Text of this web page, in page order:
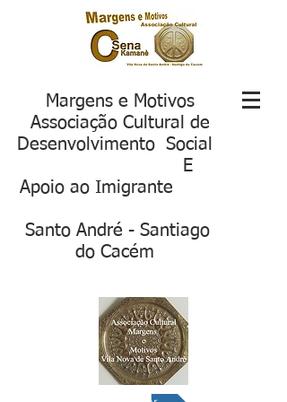
Margens e Motivos
Associação Cultural de
Desenvolvimento Social
E
Apoio ao Imigrante
Santo André - Santiago
do Cacém